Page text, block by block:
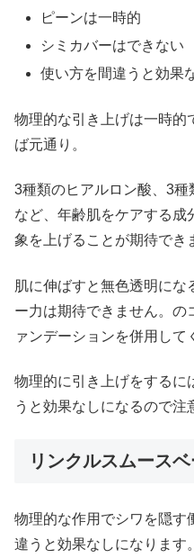
ピーンは一時的
シミカバーはできない
使い方を間違うと効果
物理的な引き上げは一時的
ば元通り。
3種類のヒアルロン酸、3
など、年齢肌をケアする成
象を上げることが期待でき
肌に伸ばすと無色透明に
ー力は期待できません。の
ァンデーションを併用して
物理的に引き上げをするに
うと効果なしになるので注
リンクルスムース
物理的な作用でシワを隠す
違うと効果なしになります。